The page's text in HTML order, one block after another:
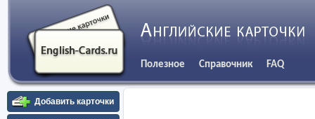
Полезное Справочник FAQ
Добавить карточки